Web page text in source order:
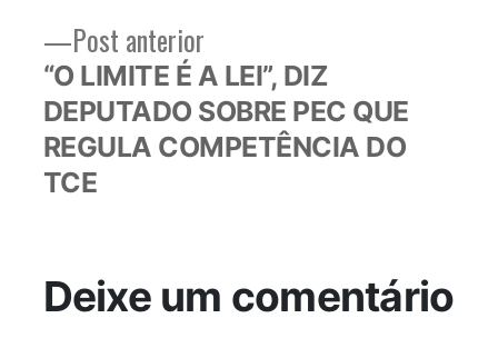
Post anteriorPost
anterior:
“O LIMITE É A LEI”, DIZ
DEPUTADO SOBRE PEC QUE
REGULA COMPETÊNCIA DO
TCE
Deixe um comentário